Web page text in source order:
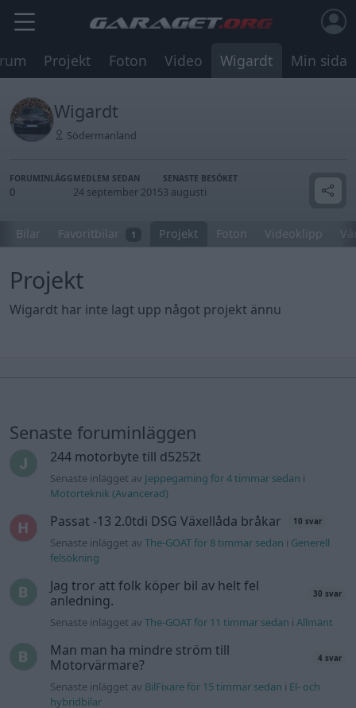
Projekt Foton Video Wigardt Min sida
Wigardt
Södermanland
FORUMINLÄGG
0
MEDLEM SEDAN
24 september 2015
SENASTE BESÖKET
3 augusti
Bilar Favoritbilar 1 Projekt Foton Videoklipp
Projekt
Wigardt har inte lagt upp något projekt ännu
Senaste foruminläggen
244 motorbyte till d5252t
Senaste inlägget av Jeppegaming för 4 timmar sedan i
Motorteknik (Avancerad)
Passat -13 2.0tdi DSG Växellåda bråkar 10 svar
Senaste inlägget avThe-GOAT för 8 timmar sedan i Generell
felsökning
Jag tror att folk köper bil av helt fel
anledning.
30 svar
Senaste inlägget avThe-GOAT för 11 timmar sedan iAllmänt
Man man ha mindre ström till
Motorvärmare?
4 svar
Senaste inlägget av BilFixare för 15 timmar sedan i El- och
hybridbilar